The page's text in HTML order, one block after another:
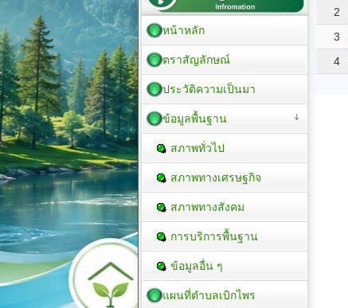
2
3
4
หน้าหลัก
ตราสัญลักษณ์
ประวัติความเป็นมา
ข้อมูลพื้นฐาน
สภาพทั่วไป
สภาพทางเศรษฐกิจ
สภาพทางสังคม
การบริการพื้นฐาน
ข้อมูลอื่น ๆ
แผนที่ตำบลเบิกไพร